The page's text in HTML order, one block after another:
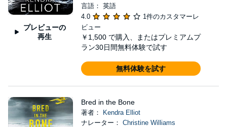
プレビューの
再生
言語： 英語
4.0
1件のカスタマーレ
ビュー
￥1,500 で購入、またはプレミアムプ
ラン30日間無料体験で試す
無料体験を試す
Bred in the Bone
著者：
Kendra Elliot
ナレーター： Christine Williams